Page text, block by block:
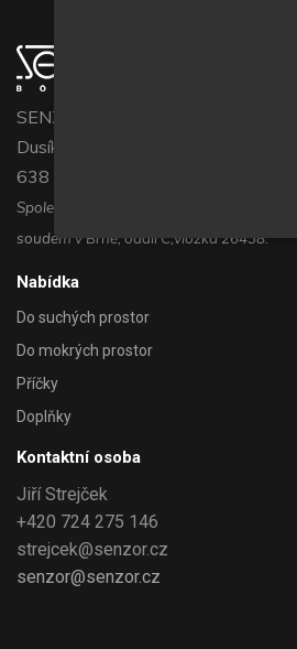
SENZOR BOHEMIA s.r.o.
Dusíkova 794/3c
638 00 Brno
Společnost je zapsána v Obchodním
soudem v Brně, oddíl C,vložka 26438.
Nabídka
Do suchých prostor
Do mokrých prostor
Příčky
Doplňky
Kontaktní osoba
Jiří Strejček
+420 724 275 146
strejcek@senzor.cz
senzor@senzor.cz